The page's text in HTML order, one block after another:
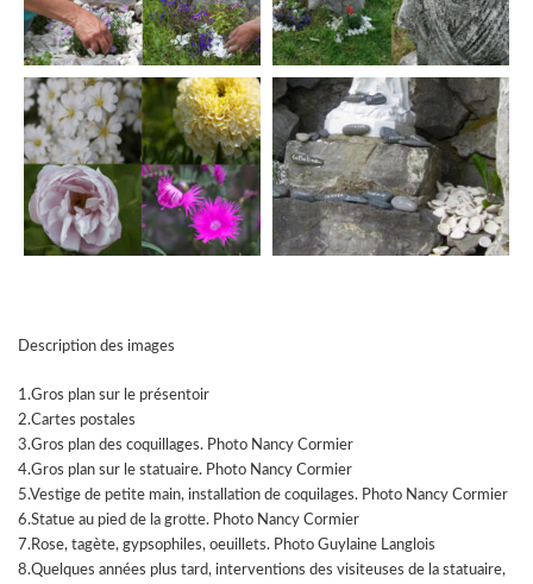
Description des images
1.Gros plan sur le présentoir
2.Cartes postales
3.Gros plan des coquillages. Photo Nancy Cormier
4.Gros plan sur le statuaire. Photo Nancy Cormier
5.Vestige de petite main, installation de coquilages. Photo Nancy Cormier
6.Statue au pied de la grotte. Photo Nancy Cormier
7.Rose, tagète, gypsophiles, oeuillets. Photo Guylaine Langlois
8.Quelques années plus tard, interventions des visiteuses de la statuaire,